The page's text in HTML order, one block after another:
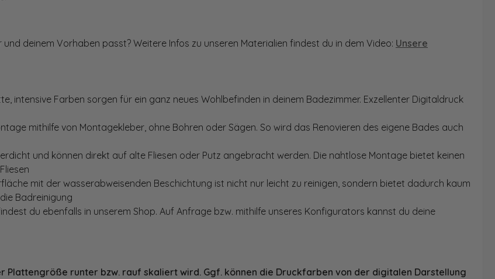
deinem Vorhaben passt? Weitere Infos zu unseren Materialien findest du in dem Video: Unsere
intensive Farben sorgen für ein ganz neues Wohlbefinden in deinem Badezimmer. Exzellenter Digitaldruck
mithilfe von Montagekleber, ohne Bohren oder Sägen. So wird das Renovieren des eigene Bades auch
und können direkt auf alte Fliesen oder Putz angebracht werden. Die nahtlose Montage bietet keinen
mit der wasserabweisenden Beschichtung ist nicht nur leicht zu reinigen, sondern bietet dadurch kaum
Badreinigung
du ebenfalls in unserem Shop. Auf Anfrage bzw. mithilfe unseres Konfigurators kannst du deine
Plattengröße runter bzw. rauf skaliert wird. Ggf. können die Druckfarben von der digitalen Darstellung